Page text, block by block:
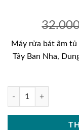
Máy rửa bát âm tủ
Tây Ban Nha,